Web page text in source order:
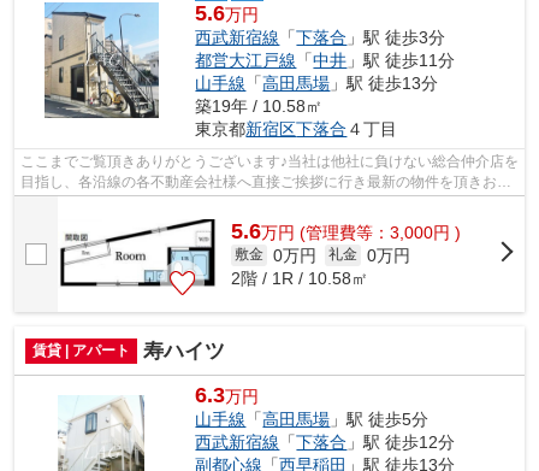
5.6万円
西武新宿線 「下落合 」駅 徒歩3分
都営大江戸線 「中井 」駅 徒歩11分
山手線 「高田馬場 」駅 徒歩13分
築19年 / 10.58㎡
東京都新宿区下落合 ４丁目
ここまでご覧頂きありがとうございます♪当社は他社に負けない総合仲介店を
目指し、各沿線の各不動産会社様へ直接ご挨拶に行き最新の物件を頂きお客
5.6万円 (管理費等：3,000円 )
敷金 0万円 礼金 0万円
2階 / 1R / 10.58㎡
賃貸 | アパート 寿ハイツ
6.3万円
山手線 「高田馬場 」駅 徒歩5分
西武新宿線 「下落合 」駅 徒歩12分
副都心線 「西早稲田 」駅 徒歩13分